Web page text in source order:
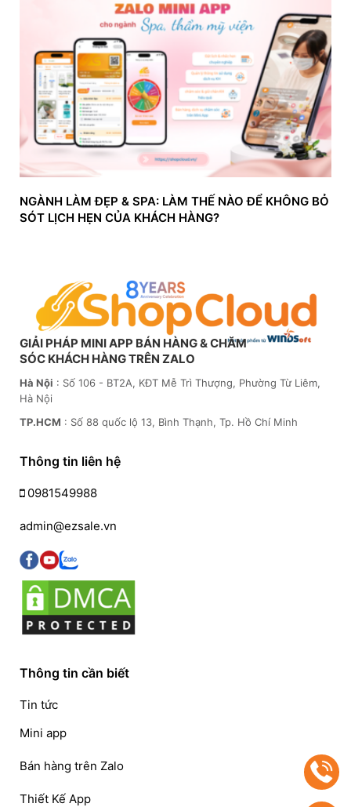
NGÀNH LÀM ĐẸP & SPA: LÀM THẾ NÀO ĐỂ KHÔNG BỎ
SÓT LỊCH HẸN CỦA KHÁCH HÀNG?
GIẢI PHÁP MINI APP BÁN HÀNG & CHĂM
SÓC KHÁCH HÀNG TRÊN ZALO
Hà Nội : Số 106 - BT2A, KĐT Mễ Trì Thượng, Phường Từ Liêm,
Hà Nội
TP.HCM : Số 88 quốc lộ 13, Bình Thạnh, Tp. Hồ Chí Minh
Thông tin liên hệ
0981549988
admin@ezsale.vn
Thông tin cần biết
Tin tức
Mini app
Bán hàng trên Zalo
Thiết Kế App